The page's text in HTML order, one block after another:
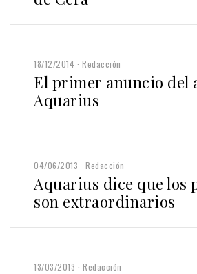
18/12/2014 Redacción
El primer anuncio del
Aquarius
04/06/2013 Redacción
Aquarius dice que los
son extraordinarios
13/03/2013 Redacción